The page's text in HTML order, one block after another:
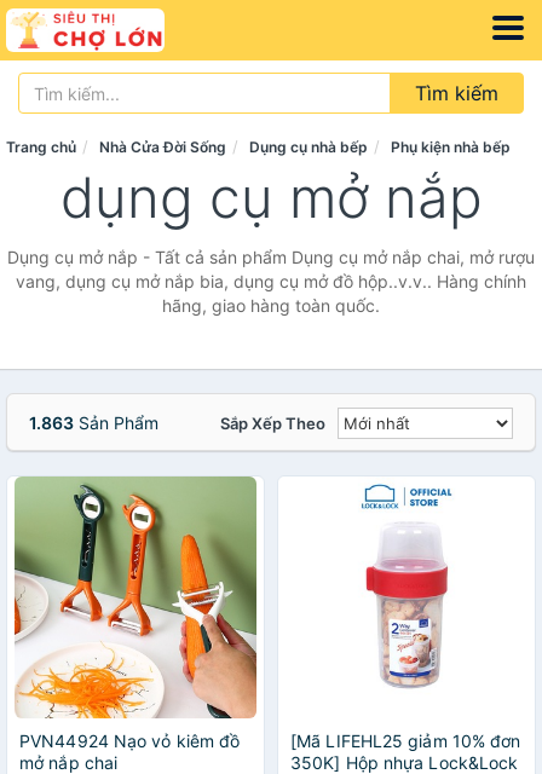
Tìm kiếm
Trang chủ Nhà Cửa Đời Sống Dụng cụ nhà bếp Phụ kiện nhà bếp
dụng cụ mở nắp
Dụng cụ mở nắp - Tất cả sản phẩm Dụng cụ mở nắp chai, mở rượu
vang, dụng cụ mở nắp bia, dụng cụ mở đồ hộp..v.v.. Hàng chính
hãng, giao hàng toàn quốc.
1.863 Sản Phẩm Sắp Xếp Theo
PVN44924 Nạo vỏ kiêm đồ
mở nắp chai
[Mã LIFEHL25 giảm 10% đơn
350K] Hộp nhựa Lock&Lock